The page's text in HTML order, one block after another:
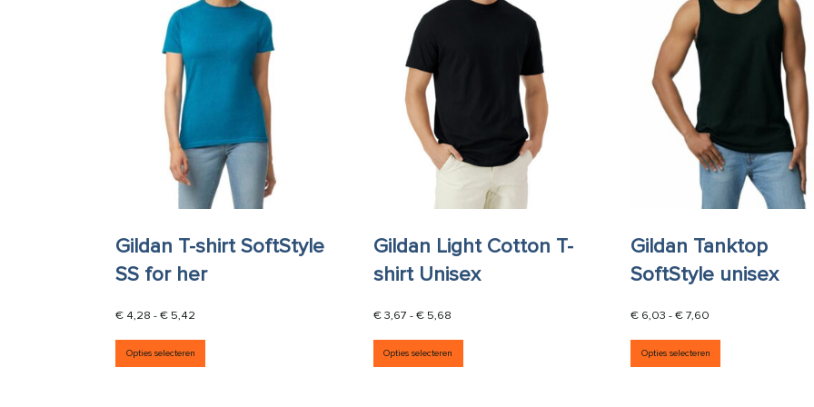
Gildan T-shirt SoftStyle
SS for her
€ 4,28 - € 5,42
Opties selecteren
Dit product heeft meerdere variaties. Deze optie kan gekozen worden op de productpagina
Gildan Light Cotton T-
shirt Unisex
€3,67 -€5,68Prijsklasse: € 3,67 tot € 5,68
Opties selecteren
Dit product heeft meerdere variaties. Deze optie kan
Gildan Tanktop
SoftStyle unisex
€ 6,03 - €7,60
Opties selecteren
Dit product